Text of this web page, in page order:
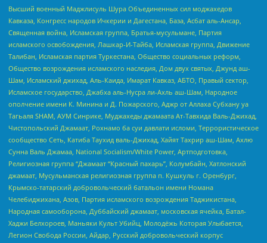
Высший военный Маджлисуль Шура Объединенных сил моджахедов
Кавказа, Конгресс народов Ичкерии и Дагестана, База, Асбат аль-Ансар,
Священная война, Исламская группа, Братья-мусульмане, Партия
исламского освобождения, Лашкар-И-Тайба, Исламская группа, Движение
Талибан, Исламская партия Туркестана, Общество социальных реформ,
Общество возрождения исламского наследия, Дом двух святых, Джунд аш-
Шам, Исламский джихад, Аль-Каида, Имарат Кавказ, АБТО, Правый сектор,
Исламское государство, Джабха аль-Нусра ли-Ахль аш-Шам, Народное
ополчение имени К. Минина и Д. Пожарского, Аджр от Аллаха Субхану уа
Тагьаля SHAM, АУМ Синрике, Муджахеды джамаата Ат-Тавхида Валь-Джихад,
Чистопольский Джамаат, Рохнамо ба суи давлати исломи, Террористическое
сообщество Сеть, Катиба Таухид валь-Джихад, Хайят Тахрир аш-Шам, Ахлю
Сунна Валь Джамаа, National Socialism/White Power, Артподготовка,
Религиозная группа “Джамаат “Красный пахарь”, Колумбайн, Хатлонский
джамаат, Мусульманская религиозная группа п. Кушкуль г. Оренбург,
Крымско-татарский добровольческий батальон имени Номана
Челебиджихана, Азов, Партия исламского возрождения Таджикистана,
Народная самооборона, Дуббайский джамаат, московская ячейка, Батал-
Хаджи Белхороев, Маньяки Культ Убийц, Молодёжь Которая Улыбается,
Легион Свобода России, Айдар, Русский добровольческий корпус